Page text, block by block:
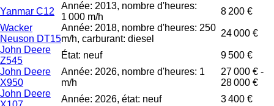
Yanmar C12
Année: 2013, nombre d'heures:
1 000 m/h
8 200 €
Wacker
Neuson DT15
Année: 2018, nombre d'heures: 250
m/h, carburant: diesel
24 000 €
John Deere
Z545
État: neuf
9 500 €
John Deere
X950
Année: 2026, nombre d'heures: 1
m/h
27 000 € -
28 000 €
John Deere
Année: 2026, état: neuf
3 400 €